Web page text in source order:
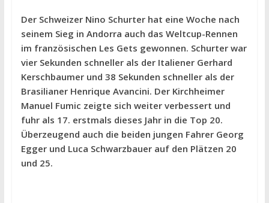
Der Schweizer Nino Schurter hat eine Woche nach
seinem Sieg in Andorra auch das Weltcup-Rennen
im französischen Les Gets gewonnen. Schurter war
vier Sekunden schneller als der Italiener Gerhard
Kerschbaumer und 38 Sekunden schneller als der
Brasilianer Henrique Avancini. Der Kirchheimer
Manuel Fumic zeigte sich weiter verbessert und
fuhr als 17. erstmals dieses Jahr in die Top 20.
Überzeugend auch die beiden jungen Fahrer Georg
Egger und Luca Schwarzbauer auf den Plätzen 20
und 25.